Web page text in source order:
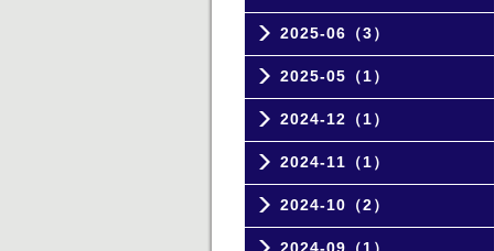
2025-06（3）
2025-05（1）
2024-12（1）
2024-11（1）
2024-10（2）